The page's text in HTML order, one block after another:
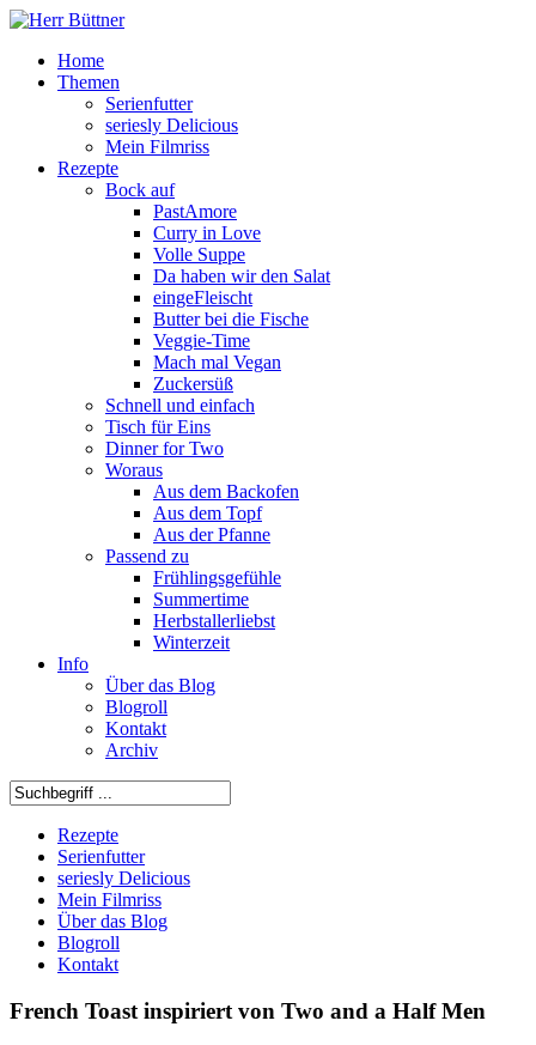
Home
Themen
Serienfutter
seriesly Delicious
Mein Filmriss
Rezepte
Bock auf
PastAmore
Curry in Love
Volle Suppe
Da haben wir den Salat
eingeFleischt
Butter bei die Fische
Veggie-Time
Mach mal Vegan
Zuckersüß
Schnell und einfach
Tisch für Eins
Dinner for Two
Woraus
Aus dem Backofen
Aus dem Topf
Aus der Pfanne
Passend zu
Frühlingsgefühle
Summertime
Herbstallerliebst
Winterzeit
Info
Über das Blog
Blogroll
Kontakt
Archiv
Rezepte
Serienfutter
seriesly Delicious
Mein Filmriss
Über das Blog
Blogroll
Kontakt
French Toast inspiriert von Two and a Half Men